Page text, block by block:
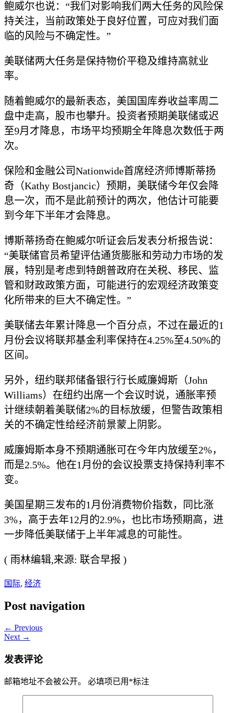
鲍威尔也说：“我们对影响我们两大任务的风险保
持关注，当前政策处于良好位置，可应对我们面
临的风险与不确定性。”
美联储两大任务是保持物价平稳及维持高就业
率。
随着鲍威尔的最新表态，美国国库券收益率周二
盘中走高，股市也攀升。投资者预期美联储或迟
至9月才降息，市场平均预期全年降息次数低于两
次。
保险和金融公司Nationwide首席经济师博斯蒂扬
奇（Kathy Bostjancic）预期，美联储今年仅会降
息一次，而不是此前预计的两次，他估计可能要
到今年下半年才会降息。
博斯蒂扬奇在鲍威尔听证会后发表分析报告说：
“美联储官员希望评估通货膨胀和劳动力市场的发
展，特别是考虑到特朗普政府在关税、移民、监
管和财政政策方面，可能进行的宏观经济政策变
化所带来的巨大不确定性。”
美联储去年累计降息一个百分点，不过在最近的1
月份会议将联邦基金利率保持在4.25%至4.50%的
区间。
另外，纽约联邦储备银行行长威廉姆斯（John
Williams）在纽约出席一个会议时说，通胀率预
计继续朝着美联储2%的目标放缓，但警告政策相
关的不确定性给经济前景蒙上阴影。
威廉姆斯本身不预期通胀可在今年内放缓至2%，
而是2.5%。他在1月份的会议投票支持保持利率不
变。
美国星期三发布的1月份消费物价指数，同比涨
3%，高于去年12月的2.9%，也比市场预期高，进
一步降低美联储于上半年减息的可能性。
( 雨林编辑,来源: 联合早报 )
国际, 经济
Post navigation
← Previous
Next →
发表评论
邮箱地址不会被公开。 必填项已用 *标注